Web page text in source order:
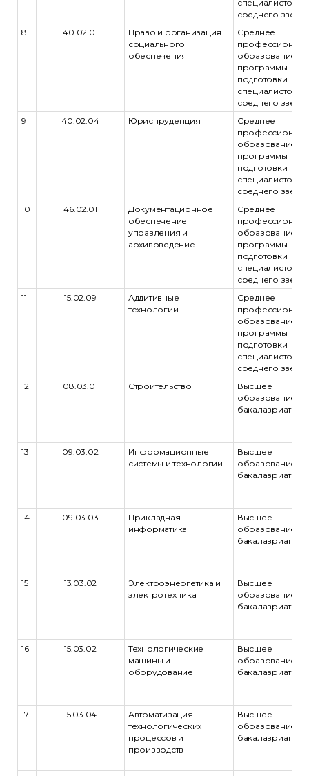
специалистов
среднего звена
8
40.02.01
Право и организация
социального
обеспечения
Среднее
образование -
программы
подготовки
специалистов
среднего звена
9
40.02.04 Юриспруденция
Среднее
образование -
программы
подготовки
специалистов
среднего звена
10
46.02.01
Документационное
обеспечение
управления и
архивоведение
Среднее
образование -
программы
подготовки
специалистов
среднего звена
11
15.02.09
Аддитивные
технологии
Среднее
образование -
программы
подготовки
специалистов
среднего звена
12
08.03.01 Строительство
Высшее
образование -
бакалавриат
13 09.03.02
Информационные
системы и технологии
Высшее
образование -
бакалавриат
14 09.03.03
Прикладная
информатика
Высшее
образование -
бакалавриат
15 13.03.02
Электроэнергетика и
электротехника
Высшее
образование -
бакалавриат
16 15.03.02
Технологические
машины и
оборудование
Высшее
образование -
бакалавриат
17 15.03.04
Автоматизация
технологических
процессов и
производств
Высшее
образование -
бакалавриат